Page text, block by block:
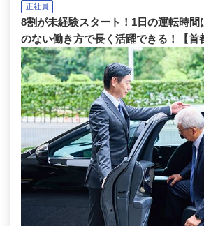
正社員
8割が未経験スタート！1日の運転時間
のない働き方で長く活躍できる！【首